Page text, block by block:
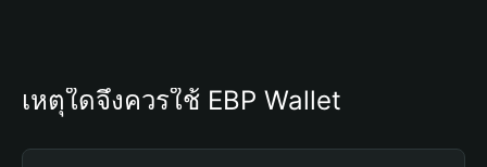
เหตุใดจึงควรใช้ EBP Wallet